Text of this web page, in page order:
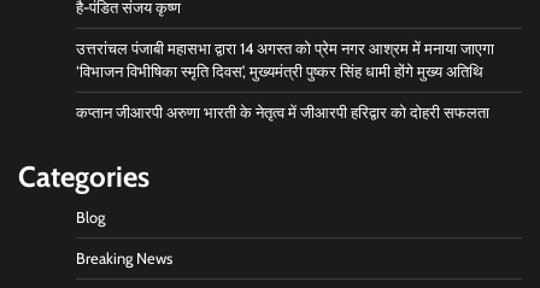
है-पंडित संजय कृष्ण
उत्तरांचल पंजाबी महासभा द्वारा 14 अगस्त को प्रेम नगर आश्रम में मनाया जाएगा
‘विभाजन विभीषिका स्मृति दिवस’, मुख्यमंत्री पुष्कर सिंह धामी होंगे मुख्य अतिथि
कप्तान जीआरपी अरुणा भारती के नेतृत्व में जीआरपी हरिद्वार को दोहरी सफलता
Categories
Blog
Breaking News